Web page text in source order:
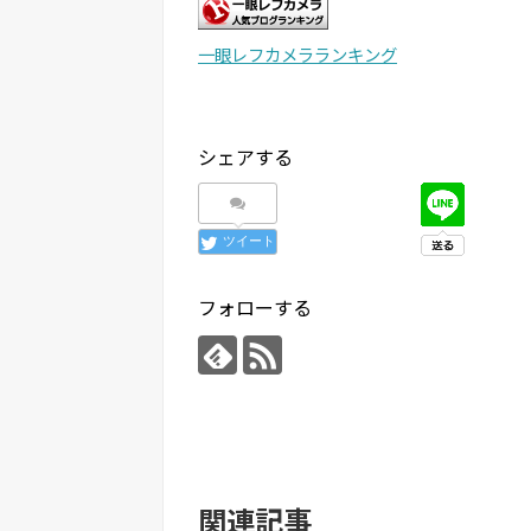
一眼レフカメラランキング
シェアする
ツイート
フォローする
関連記事